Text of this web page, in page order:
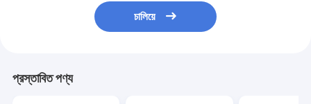
চালিয়ে
প্রস্তাবিত পণ্য